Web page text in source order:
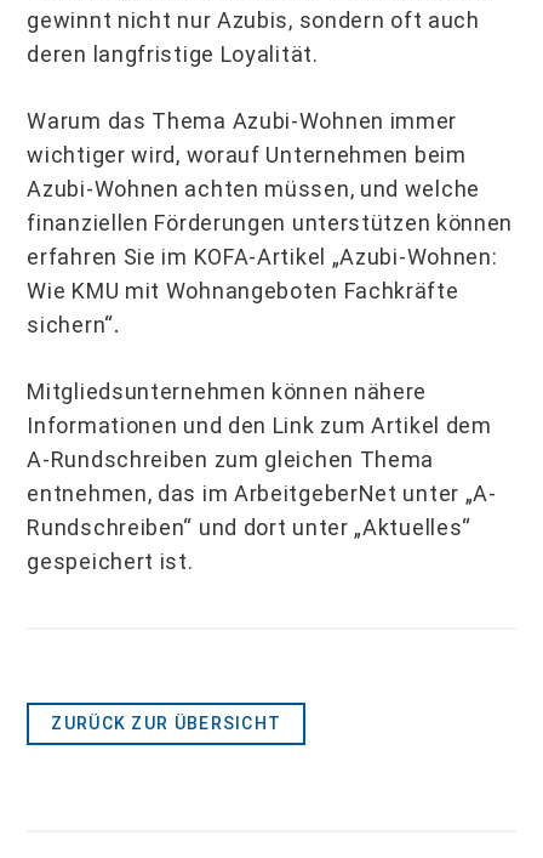
gewinnt nicht nur Azubis, sondern oft auch
deren langfristige Loyalität.
Warum das Thema Azubi-Wohnen immer
wichtiger wird, worauf Unternehmen beim
Azubi-Wohnen achten müssen, und welche
finanziellen Förderungen unterstützen können
erfahren Sie im KOFA-Artikel „Azubi-Wohnen:
Wie KMU mit Wohnangeboten Fachkräfte
sichern“.
Mitgliedsunternehmen können nähere
Informationen und den Link zum Artikel dem
A-Rundschreiben zum gleichen Thema
entnehmen, das im ArbeitgeberNet unter „A-
Rundschreiben“ und dort unter „Aktuelles“
gespeichert ist.
ZURÜCK ZUR ÜBERSICHT